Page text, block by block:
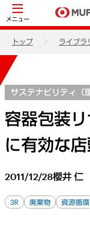
メニュー
トップ ライブラ
サステナビリティ（
容器包装
に有効な
2011/12/28櫻井 仁
3R 廃棄物 資源循環